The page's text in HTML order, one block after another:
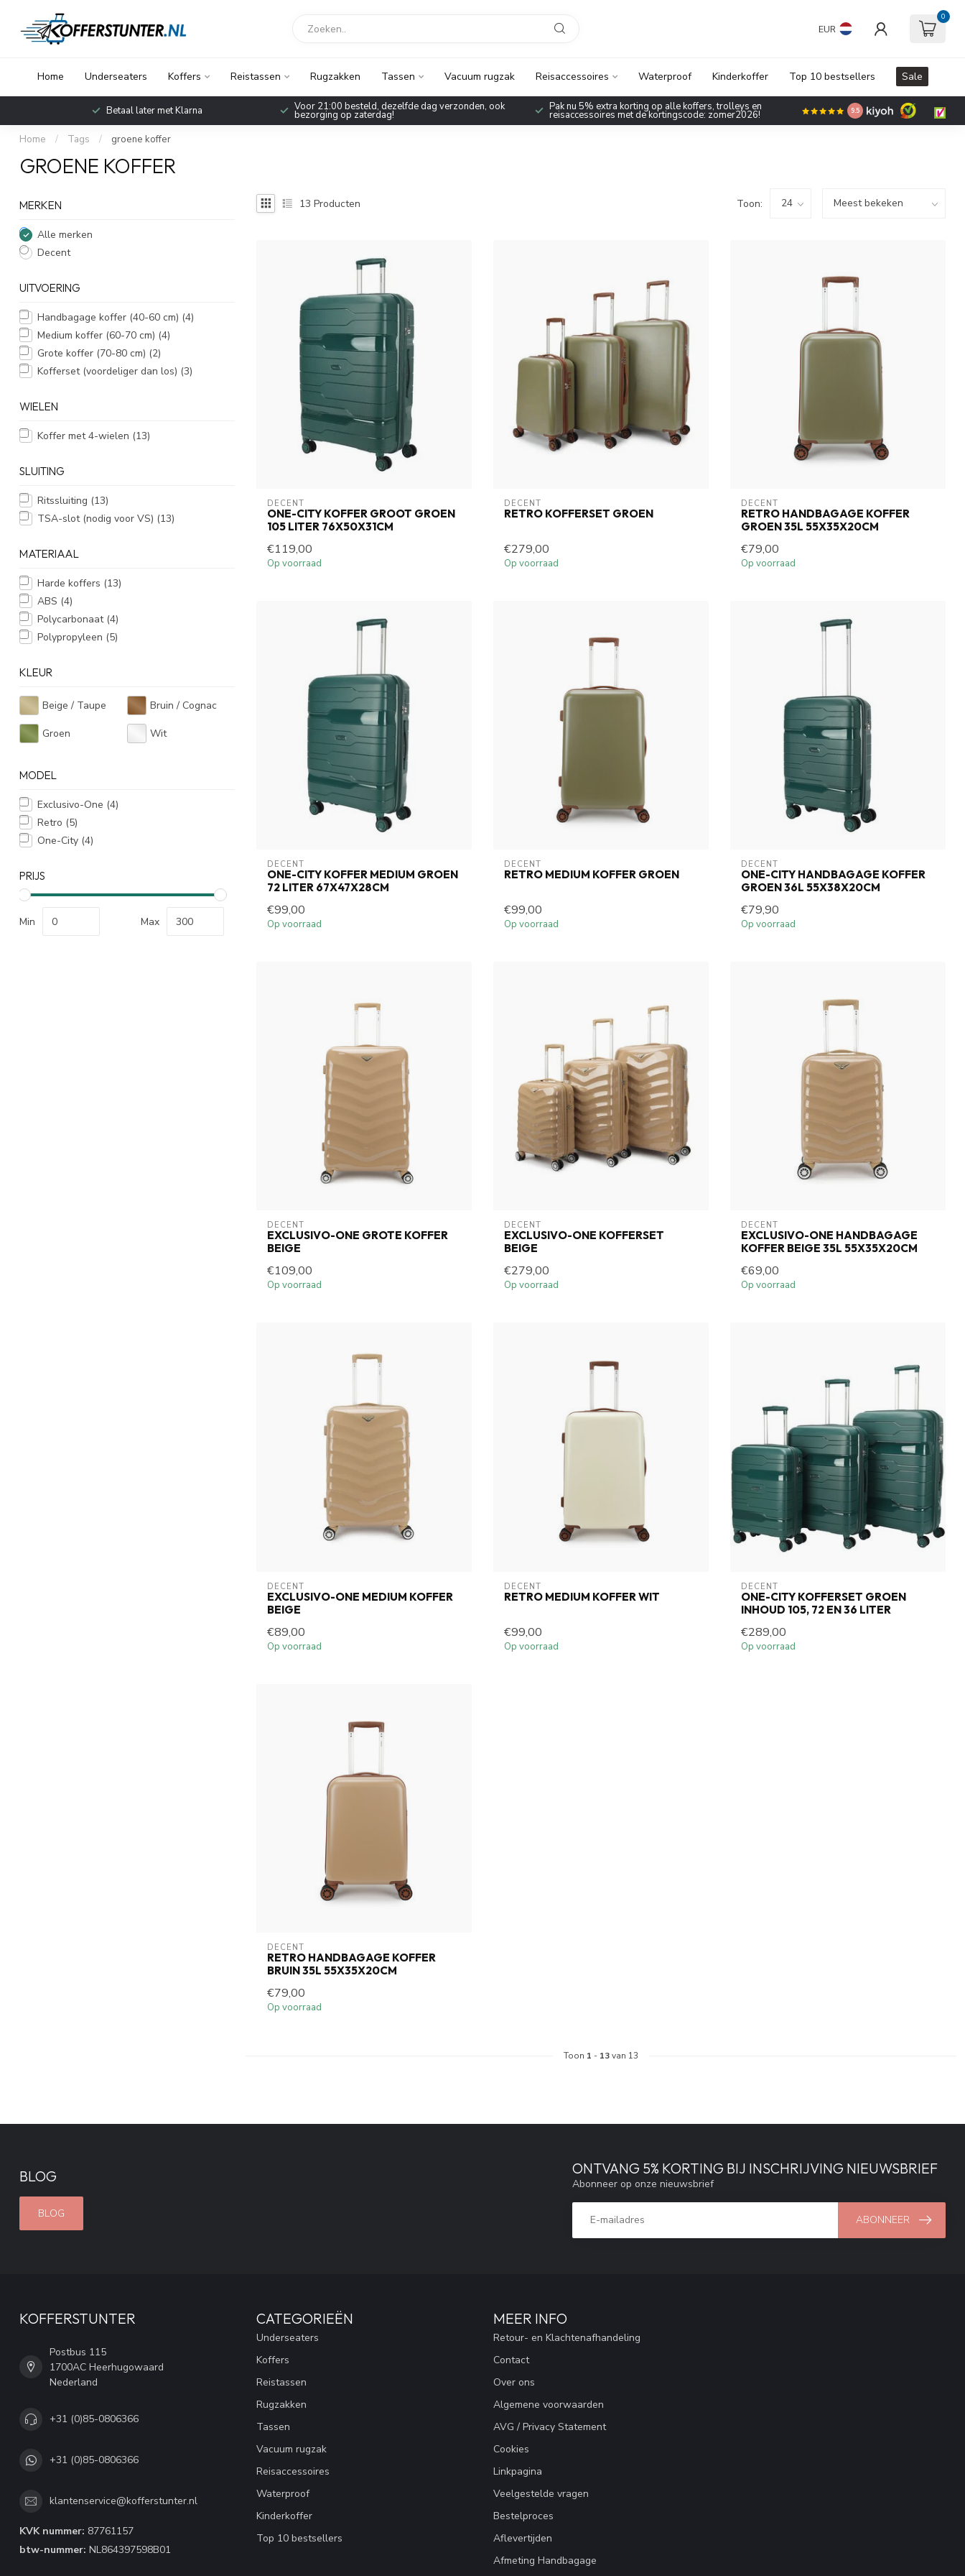
EUR
0
Home Underseaters Koffers Reistassen Rugzakken Tassen Vacuum rugzak Reisaccessoires Waterproof Kinderkoffer Top 10 bestsellers Sale
Betaal later met Klarna Voor 21:00 besteld, dezelfde dag verzonden, ook
bezorging op zaterdag!
Pak nu 5% extra korting op alle koffers, trolleys en
reisaccessoires met de kortingscode: zomer2026! 9.5
Home / Tags / groene koffer
GROENE KOFFER
MERKEN
Alle merken
Decent
UITVOERING
Handbagage koffer (40-60 cm) (4)
Medium koffer (60-70 cm) (4)
Grote koffer (70-80 cm) (2)
Kofferset (voordeliger dan los) (3)
WIELEN
Koffer met 4-wielen (13)
SLUITING
Ritssluiting (13)
TSA-slot (nodig voor VS) (13)
MATERIAAL
Harde koffers (13)
ABS (4)
Polycarbonaat (4)
Polypropyleen (5)
KLEUR
Beige / Taupe Bruin / Cognac
Groen Wit
MODEL
Exclusivo-One (4)
Retro (5)
One-City (4)
PRIJS
Min Max
13 Producten Toon:
DECENT
ONE-CITY KOFFER GROOT GROEN
105 LITER 76X50X31CM
€119,00
Op voorraad
DECENT
RETRO KOFFERSET GROEN
€279,00
Op voorraad
DECENT
RETRO HANDBAGAGE KOFFER
GROEN 35L 55X35X20CM
€79,00
Op voorraad
DECENT
ONE-CITY KOFFER MEDIUM GROEN
72 LITER 67X47X28CM
€99,00
Op voorraad
DECENT
RETRO MEDIUM KOFFER GROEN
€99,00
Op voorraad
DECENT
ONE-CITY HANDBAGAGE KOFFER
GROEN 36L 55X38X20CM
€79,90
Op voorraad
DECENT
EXCLUSIVO-ONE GROTE KOFFER
BEIGE
€109,00
Op voorraad
DECENT
EXCLUSIVO-ONE KOFFERSET
BEIGE
€279,00
Op voorraad
DECENT
EXCLUSIVO-ONE HANDBAGAGE
KOFFER BEIGE 35L 55X35X20CM
€69,00
Op voorraad
DECENT
EXCLUSIVO-ONE MEDIUM KOFFER
BEIGE
€89,00
Op voorraad
DECENT
RETRO MEDIUM KOFFER WIT
€99,00
Op voorraad
DECENT
ONE-CITY KOFFERSET GROEN
INHOUD 105, 72 EN 36 LITER
€289,00
Op voorraad
DECENT
RETRO HANDBAGAGE KOFFER
BRUIN 35L 55X35X20CM
€79,00
Op voorraad
Toon 1 - 13van 13
BLOG
BLOG
ONTVANG 5% KORTING BIJ INSCHRIJVING NIEUWSBRIEF
Abonneer op onze nieuwsbrief
ABONNEER
KOFFERSTUNTER
Postbus 115
1700AC Heerhugowaard
Nederland
+31 (0)85-0806366
+31 (0)85-0806366
klantenservice@kofferstunter.nl
KVK nummer: 87761157
btw-nummer: NL864397598B01
CATEGORIEËN
Underseaters
Koffers
Reistassen
Rugzakken
Tassen
Vacuum rugzak
Reisaccessoires
Waterproof
Kinderkoffer
Top 10 bestsellers
MEER INFO
Retour- en Klachtenafhandeling
Contact
Over ons
Algemene voorwaarden
AVG / Privacy Statement
Cookies
Linkpagina
Veelgestelde vragen
Bestelproces
Aflevertijden
Afmeting Handbagage